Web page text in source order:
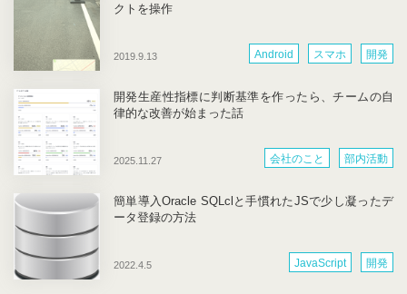
2019.9.13
クトを操作
Android スマホ 開発
2025.11.27
開発生産性指標に判断基準を作ったら、チームの自
律的な改善が始まった話
会社のこと 部内活動
2022.4.5
簡単導入Oracle SQLclと手慣れたJSで少し凝ったデ
ータ登録の方法
JavaScript 開発